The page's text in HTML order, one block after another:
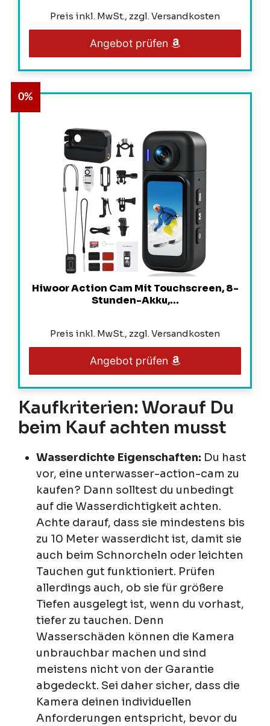
Preis inkl. MwSt., zzgl. Versandkosten
Angebot prüfen
0%
Hiwoor Action Cam Mit Touchscreen, 8-
Stunden-Akku,...
Preis inkl. MwSt., zzgl. Versandkosten
Angebot prüfen
Kaufkriterien: Worauf Du
beim Kauf achten musst
Wasserdichte Eigenschaften: Du hast
vor, eine unterwasser-action-cam zu
kaufen? Dann solltest du unbedingt
auf die Wasserdichtigkeit achten.
Achte darauf, dass sie mindestens bis
zu 10 Meter wasserdicht ist, damit sie
auch beim Schnorcheln oder leichten
Tauchen gut funktioniert. Prüfen
allerdings auch, ob sie für größere
Tiefen ausgelegt ist, wenn du vorhast,
tiefer zu tauchen. Denn
Wasserschäden können die Kamera
unbrauchbar machen und sind
meistens nicht von der Garantie
abgedeckt. Sei daher sicher, dass die
Kamera deinen individuellen
Anforderungen entspricht, bevor du